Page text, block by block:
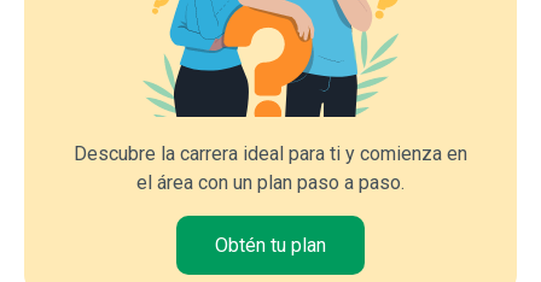
Descubre la carrera ideal para ti y comienza en
el área con un plan paso a paso.
Obtén tu plan